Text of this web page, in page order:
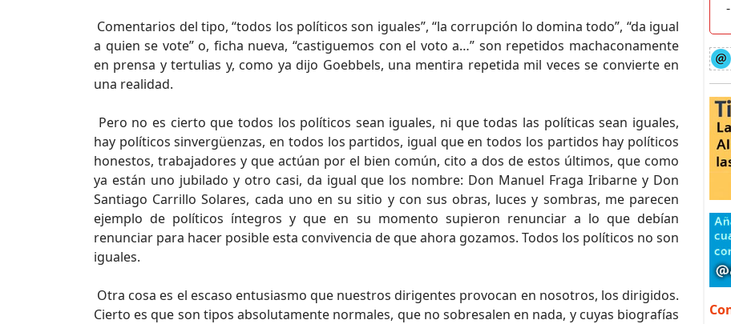
Comentarios del tipo, “todos los políticos son iguales”, “la corrupción lo domina todo”, “da igual
a quien se vote” o, ficha nueva, “castiguemos con el voto a…” son repetidos machaconamente
en prensa y tertulias y, como ya dijo Goebbels, una mentira repetida mil veces se convierte en
una realidad.
Pero no es cierto que todos los políticos sean iguales, ni que todas las políticas sean iguales,
hay políticos sinvergüenzas, en todos los partidos, igual que en todos los partidos hay políticos
honestos, trabajadores y que actúan por el bien común, cito a dos de estos últimos, que como
ya están uno jubilado y otro casi, da igual que los nombre: Don Manuel Fraga Iribarne y Don
Santiago Carrillo Solares, cada uno en su sitio y con sus obras, luces y sombras, me parecen
ejemplo de políticos íntegros y que en su momento supieron renunciar a lo que debían
renunciar para hacer posible esta convivencia de que ahora gozamos. Todos los políticos no son
iguales.
Otra cosa es el escaso entusiasmo que nuestros dirigentes provocan en nosotros, los dirigidos.
Cierto es que son tipos absolutamente normales, que no sobresalen en nada, y cuyas biografías